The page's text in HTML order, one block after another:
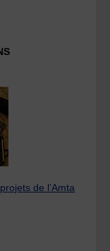
de l’Amta